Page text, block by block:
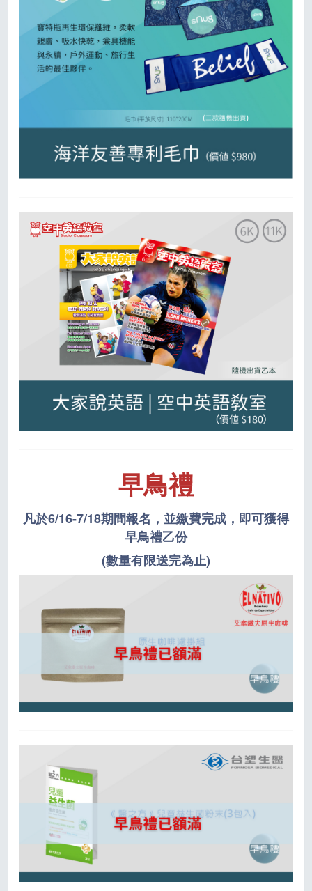
早鳥禮
凡於6/16-7/18期間報名，並繳費完成， 即可獲得
早鳥禮乙份
(數量有限送完為止)